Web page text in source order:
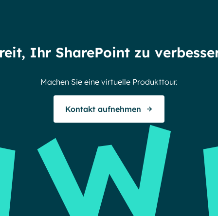
Ihr SharePoint zu
Machen Sie eine virtuelle Produkttour.
Kontakt aufnehmen